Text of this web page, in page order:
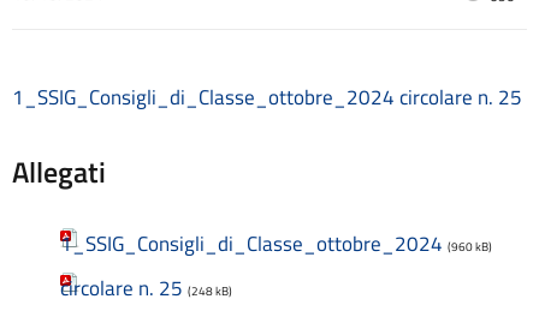
Contrattazione collettiva
Contrattazione integrativa
Corsi
Dirigente Scolastico
Dirigenza
Docenti
1_SSIG_Consigli_di_Classe_ottobre_2024circolare n. 25
Allegati
1_SSIG_Consigli_di_Classe_ottobre_2024 (960 kB)
circolare n. 25 (248 kB)